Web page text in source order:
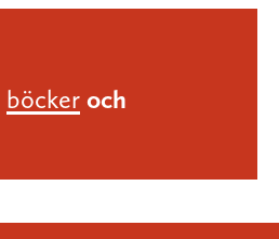
böcker och